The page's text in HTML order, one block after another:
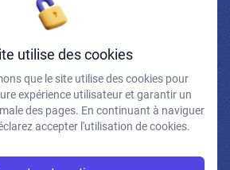
vous à la newsletter
e-mails et confirme avoir pris connaissance de
de confidentialité et mentions légales.
utilise des cookies
que le site utilise des cookies pour
expérience utilisateur et garantir un
des pages. En continuant à naviguer
accepter l'utilisation de cookies.